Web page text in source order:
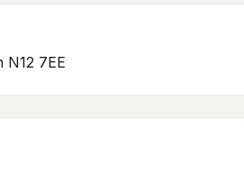
7EE